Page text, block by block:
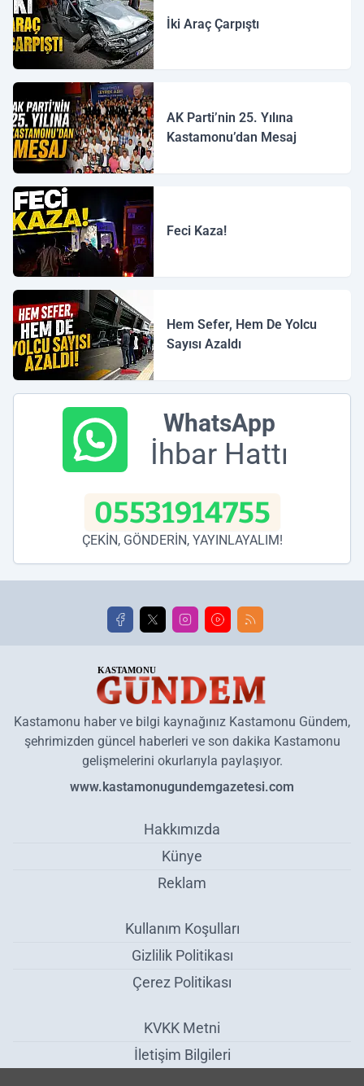
İki Araç Çarpıştı
AK Parti’nin 25. Yılına
Kastamonu’dan Mesaj
Feci Kaza!
Hem Sefer, Hem De Yolcu
Sayısı Azaldı
WhatsApp
İhbar Hattı
05531914755
ÇEKİN, GÖNDERİN, YAYINLAYALIM!
Kastamonu haber ve bilgi kaynağınız Kastamonu Gündem,
şehrimizden güncel haberleri ve son dakika Kastamonu
gelişmelerini okurlarıyla paylaşıyor.
www.kastamonugundemgazetesi.com
Hakkımızda
Künye
Reklam
Kullanım Koşulları
Gizlilik Politikası
Çerez Politikası
KVKK Metni
İletişim Bilgileri